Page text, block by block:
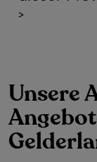
>
Unsere